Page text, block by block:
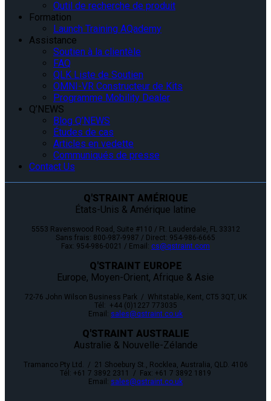
Outil de recherche de produit
Formation
Launch Training AQademy
Assistance
Soutien à la clientèle
FAQ
QLK Liste de Soutien
OMNI-VR Constructeur de Kits
Programme Mobility Dealer
Q’NEWS
Blog Q’NEWS
Études de cas
Articles en vedette
Communiqués de presse
Contact Us
Q'STRAINT AMÉRIQUE
États-Unis & Amérique latine
5553 Ravenswood Road, Suite #110 / Ft. Lauderdale, FL 33312
Sans frais: 800-987-9987 / Direct: 954-986-6665
Fax: 954-986-0021 / Email: cs@qstraint.com
Q'STRAINT EUROPE
Europe, Moyen-Orient, Afrique & Asie
72-76 John Wilson Business Park / Whitstable, Kent, CT5 3QT, UK
Tél: +44 (0)1227 773035
Email: sales@qstraint.co.uk
Q'STRAINT AUSTRALIE
Australie & Nouvelle-Zélande
Tramanco Pty Ltd. / 21 Shoebury St., Rocklea, Australia, QLD. 4106
Tél: +61 7 3892 2311 / Fax: +61 7 3892 1819
Email: sales@qstraint.co.uk